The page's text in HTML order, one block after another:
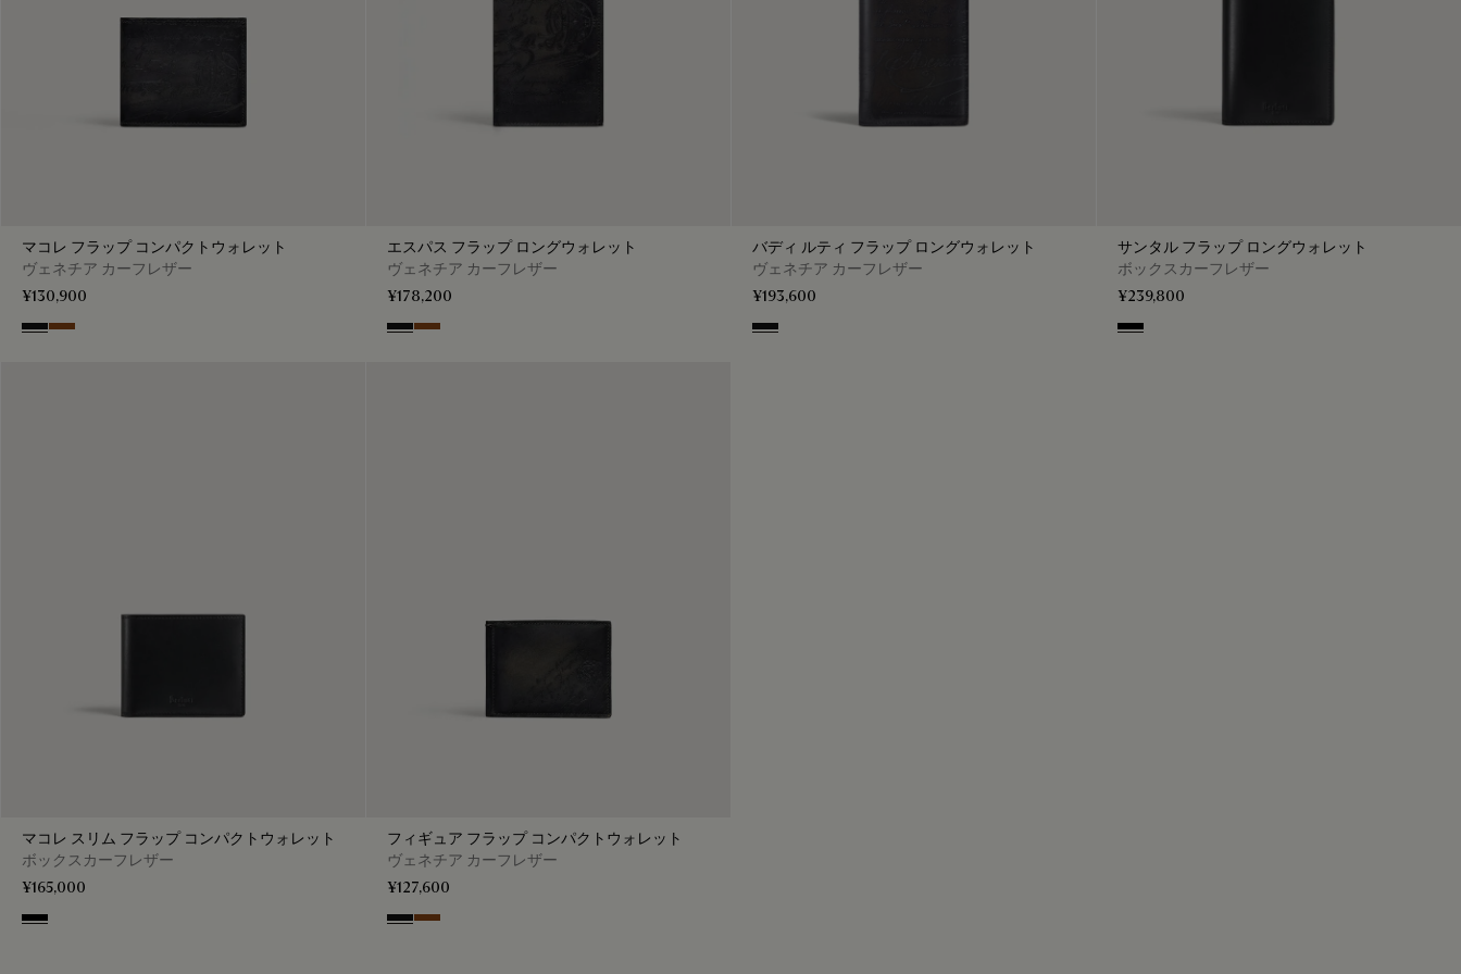
マコレ フラップ コンパクトウォレット
ヴェネチア カーフレザー
¥130,900
Nero Grigio
Cacao Intenso
エスパス フラップ ロングウォレット
ヴェネチア カーフレザー
¥178,200
Nero Grigio
Cacao Intenso
バディ ルティ フラップ ロングウォレット
ヴェネチア カーフレザー
¥193,600
Nero Grigio
サンタル フラップ ロングウォレット
ボックスカーフレザー
¥239,800
Black
マコレ スリム フラップ コンパクトウォレット
ボックスカーフレザー
¥165,000
Black
フィギュア フラップ コンパクトウォレット
ヴェネチア カーフレザー
¥127,600
Nero Grigio
Cacao Intenso